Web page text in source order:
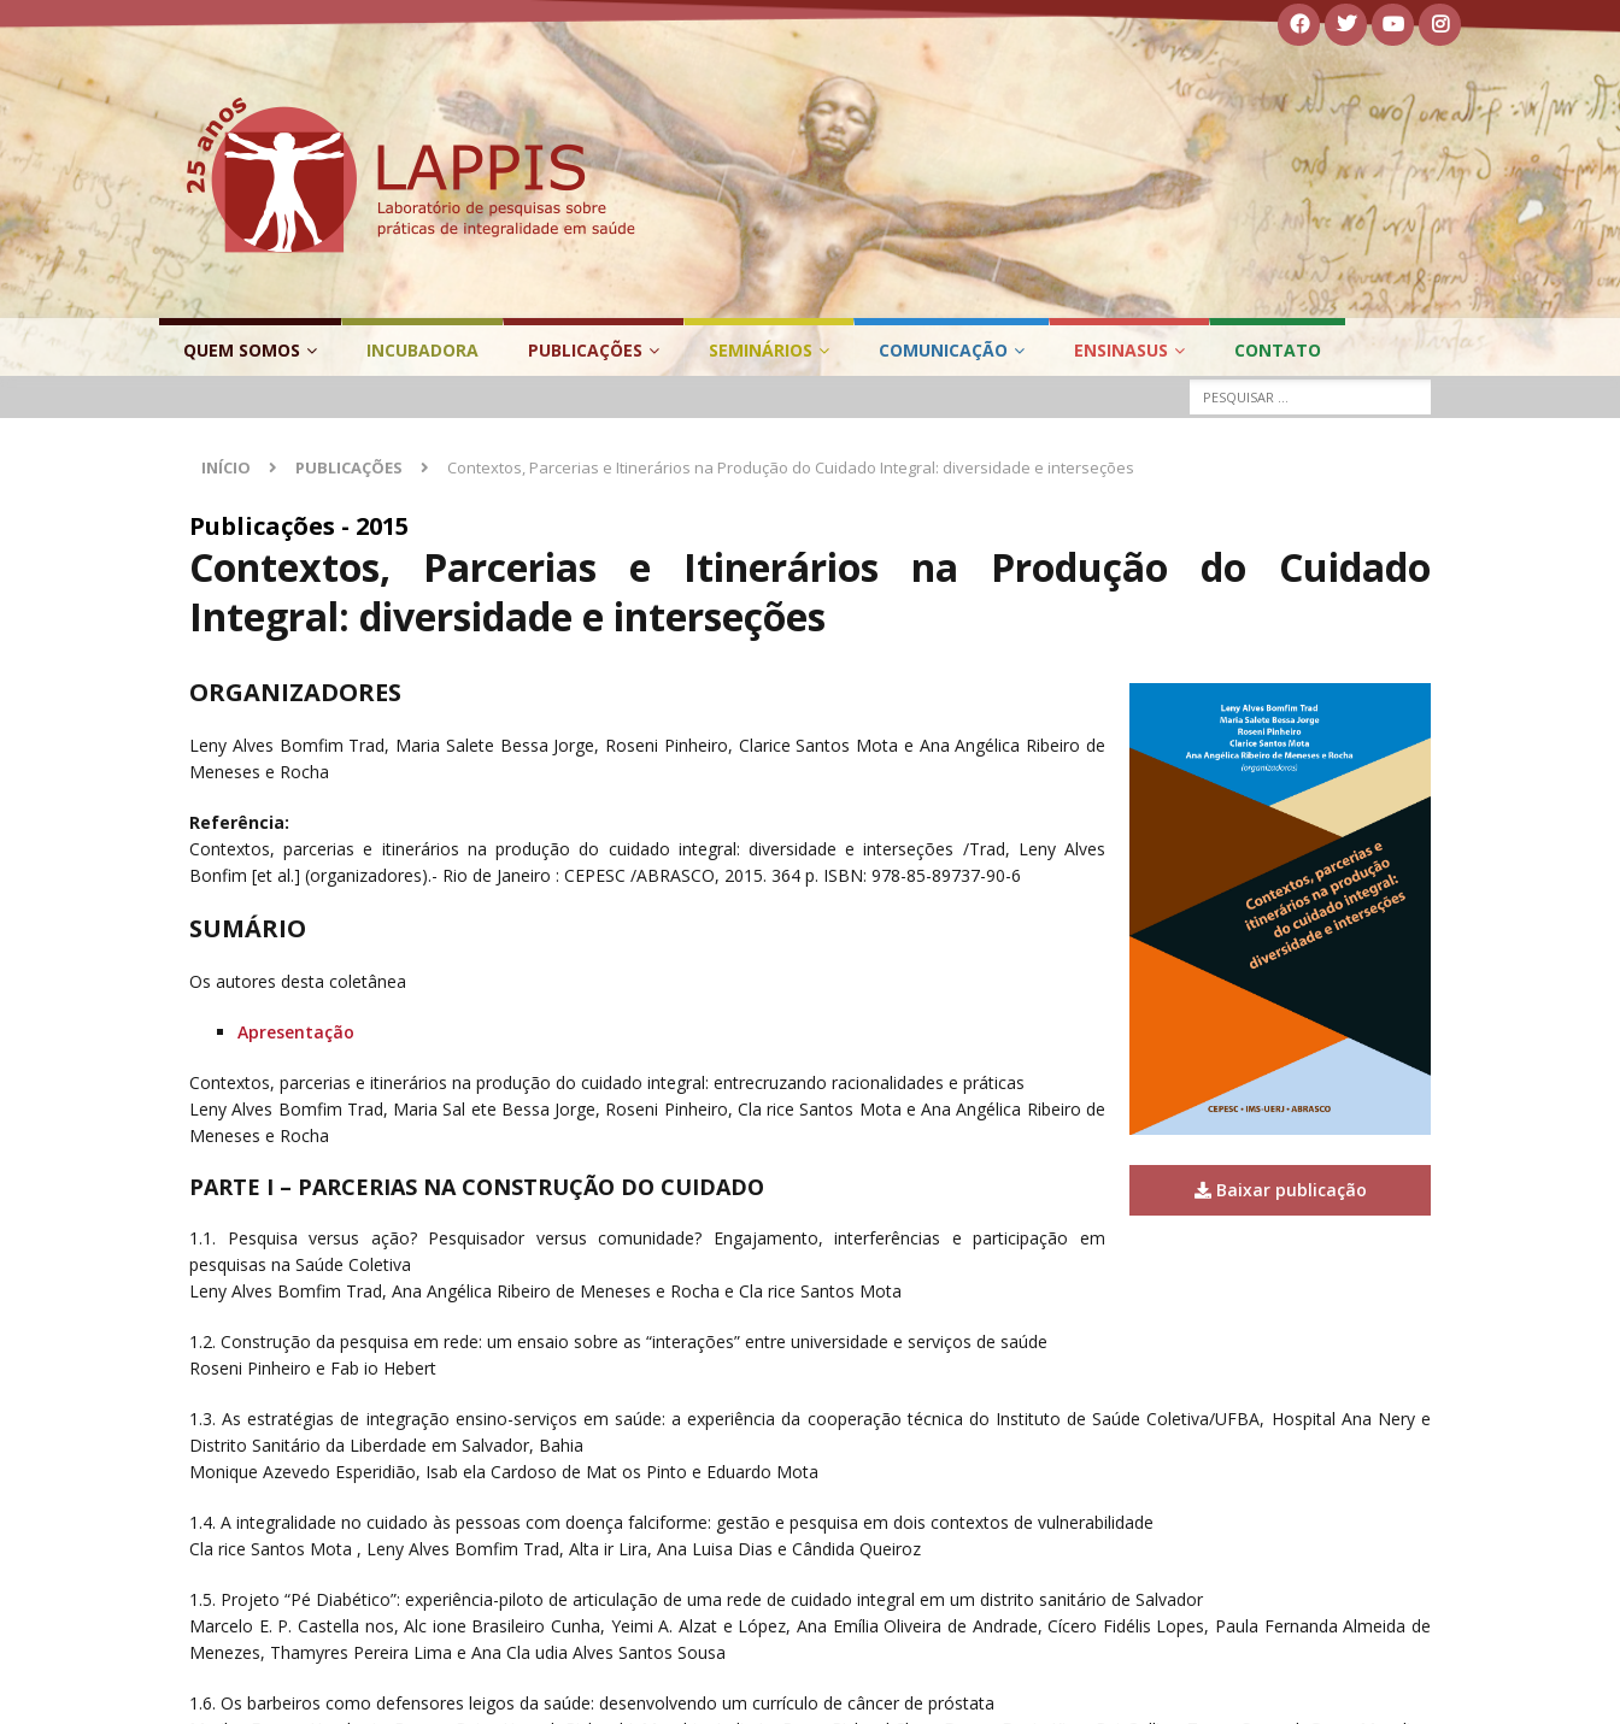
QUEM SOMOS INCUBADORA PUBLICAÇÕES SEMINÁRIOS COMUNICAÇÃO ENSINASUS CONTATO
INÍCIO PUBLICAÇÕES Contextos, Parcerias e Itinerários na Produção do Cuidado Integral: diversidade e interseções
Publicações - 2015
Contextos, Parcerias e Itinerários na Produção do Cuidado
Integral: diversidade e interseções
Baixar publicação
ORGANIZADORES
Leny Alves Bomfim Trad, Maria Salete Bessa Jorge, Roseni Pinheiro, Clarice Santos Mota e Ana Angélica Ribeiro de
Meneses e Rocha
Referência:
Contextos, parcerias e itinerários na produção do cuidado integral: diversidade e interseções /Trad, Leny Alves
Bonfim [et al.] (organizadores).- Rio de Janeiro : CEPESC /ABRASCO, 2015. 364 p. ISBN: 978-85-89737-90-6
SUMÁRIO
Os autores desta coletânea
Apresentação
Contextos, parcerias e itinerários na produção do cuidado integral: entrecruzando racionalidades e práticas
Leny Alves Bomfim Trad, Maria Sal ete Bessa Jorge, Roseni Pinheiro, Cla rice Santos Mota e Ana Angélica Ribeiro de
Meneses e Rocha
PARTE I – PARCERIAS NA CONSTRUÇÃO DO CUIDADO
1.1. Pesquisa versus ação? Pesquisador versus comunidade? Engajamento, interferências e participação em
pesquisas na Saúde Coletiva
Leny Alves Bomfim Trad, Ana Angélica Ribeiro de Meneses e Rocha e Cla rice Santos Mota
1.2. Construção da pesquisa em rede: um ensaio sobre as “interações” entre universidade e serviços de saúde
Roseni Pinheiro e Fab io Hebert
1.3. As estratégias de integração ensino-serviços em saúde: a experiência da cooperação técnica do Instituto de Saúde Coletiva/UFBA, Hospital Ana Nery e
Distrito Sanitário da Liberdade em Salvador, Bahia
Monique Azevedo Esperidião, Isab ela Cardoso de Mat os Pinto e Eduardo Mota
1.4. A integralidade no cuidado às pessoas com doença falciforme: gestão e pesquisa em dois contextos de vulnerabilidade
Cla rice Santos Mota , Leny Alves Bomfim Trad, Alta ir Lira, Ana Luisa Dias e Cândida Queiroz
1.5. Projeto “Pé Diabético”: experiência-piloto de articulação de uma rede de cuidado integral em um distrito sanitário de Salvador
Marcelo E. P. Castella nos, Alc ione Brasileiro Cunha, Yeimi A. Alzat e López, Ana Emília Oliveira de Andrade, Cícero Fidélis Lopes, Paula Fernanda Almeida de
Menezes, Thamyres Pereira Lima e Ana Cla udia Alves Santos Sousa
1.6. Os barbeiros como defensores leigos da saúde: desenvolvendo um currículo de câncer de próstata